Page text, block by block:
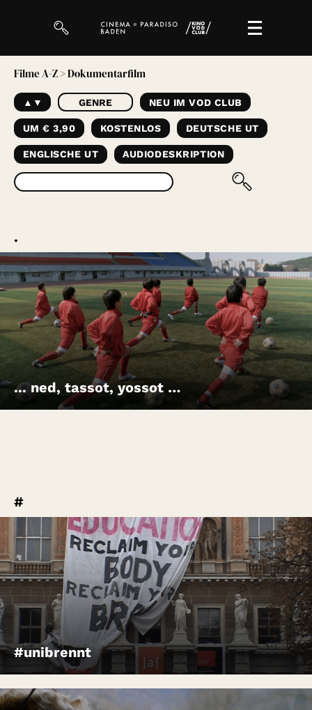
Magazin
Kuratierungen
Events
Gutscheine
& Filmpässe
Account
Suche
Filme A-Z> Dokumentarfilm
▲▼ GENRE NEU IM VOD CLUB
UM € 3,90 KOSTENLOS DEUTSCHE UT
ENGLISCHE UT AUDIODESKRIPTION
.
... ned, tassot, yossot …
#
#unibrennt